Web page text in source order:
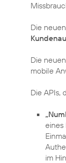
Die
Die
mobile
Die APIs,
eines
im